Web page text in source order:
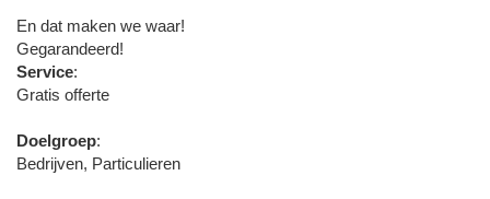
En dat maken we waar!
Gegarandeerd!
Service:
Gratis offerte
Doelgroep:
Bedrijven, Particulieren